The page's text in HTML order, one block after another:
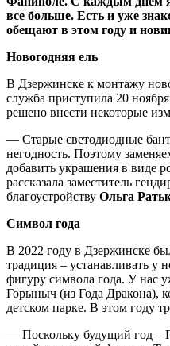
все больше. Есть и уже
обещают в этом году и
Новогодняя ель
В Дзержинске к монтажу
служба приступила 20
решено внести некоторые
— Старые светодиодные
негодность. Поэтому
добавить украшения в виде
рассказала заместитель
благоустройству Ольга
Символ года
В 2022 году в Дзержинске
традиция – устанавливать у
фигуру символа года. У нас
Горыныч (из Года Дракона),
детском парке. В этом году
— Поскольку будущий год –